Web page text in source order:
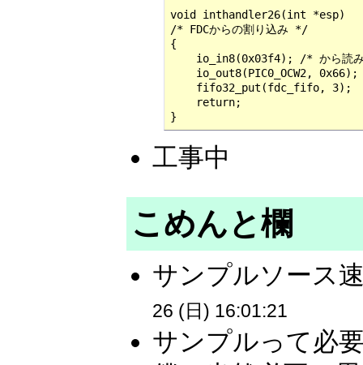
void inthandler26(int *esp)
/* FDCからの割り込み */
{
io_in8(0x03f4); /* から読
io_out8(PIC0_OCW2, 0x66);
    fifo32_put(fdc_fifo, 3);
    return;
}
工事中
こめんと欄
サンプルソース
26 (日) 16:01:21
サンプルって必